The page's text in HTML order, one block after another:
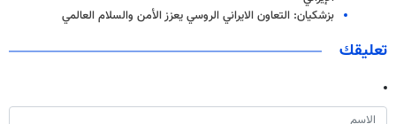
بزشكيان: التعاون الايراني الروسي يعزز الأمن والسلام العالمي
تعليقك